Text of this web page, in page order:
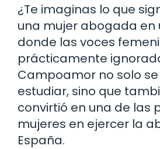
¿Te imaginas lo que
una mujer abogada en
donde las voces
prácticamente
Campoamor no solo
estudiar, sino que
convirtió en una de las
mujeres en ejercer la
España.